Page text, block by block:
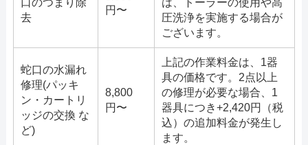
口のつまり除
去
円〜
は、トーラーの使用や高
圧洗浄を実施する場合が
ございます。
蛇口の水漏れ
修理(パッキ
ン・カートリ
ッジの交換 な
ど)
8,800
円〜
上記の作業料金は、1器
具の価格です。2点以上
の修理が必要な場合、1
器具につき+2,420円（税
込）の追加料金が発生し
ます。